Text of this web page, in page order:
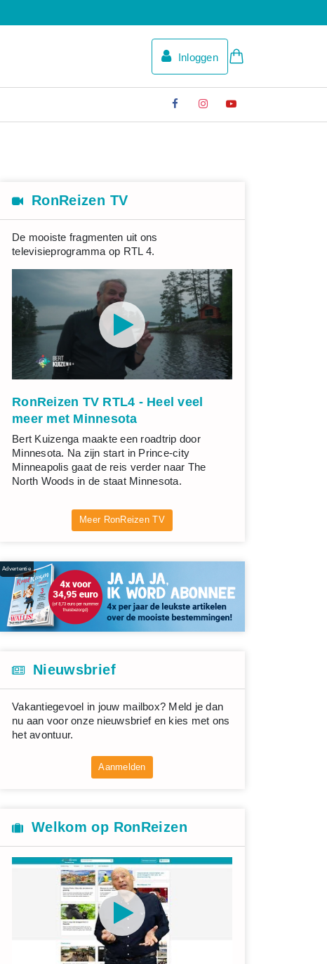
Inloggen
RonReizen TV
De mooiste fragmenten uit ons
televisieprogramma op RTL 4.
RonReizen TV RTL4 - Heel veel
meer met Minnesota
Bert Kuizenga maakte een roadtrip door
Minnesota. Na zijn start in Prince-city
Minneapolis gaat de reis verder naar The
North Woods in de staat Minnesota.
Meer RonReizen TV
Advertentie
Nieuwsbrief
Vakantiegevoel in jouw mailbox? Meld je dan
nu aan voor onze nieuwsbrief en kies met ons
het avontuur.
Aanmelden
Welkom op RonReizen